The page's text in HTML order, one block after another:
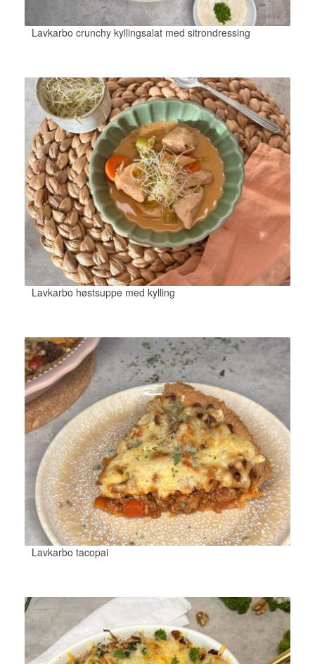
Lavkarbo crunchy kyllingsalat med sitrondressing
Lavkarbo høstsuppe med kylling
Lavkarbo tacopai